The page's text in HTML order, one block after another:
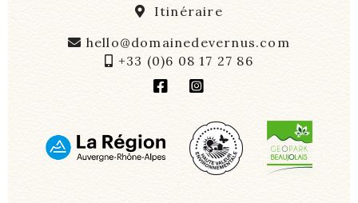
Itinéraire
hello@domainedevernus.com
+33 (0)6 08 17 27 86